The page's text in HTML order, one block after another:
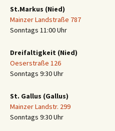
St.Markus (Nied)
Mainzer Landstraße 787
Sonntags 11:00 Uhr
Dreifaltigkeit (Nied)
Oeserstraße 126
Sonntags 9:30 Uhr
St. Gallus (Gallus)
Mainzer Landstr. 299
Sonntags 9:30 Uhr